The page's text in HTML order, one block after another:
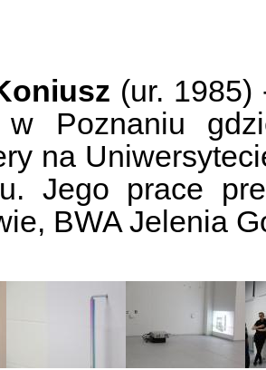
(ur. 1985)
w Poznaniu
na
Jego prace
BWA Jelenia